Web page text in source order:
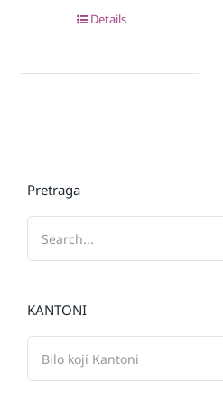
Details
Pretraga
KANTONI